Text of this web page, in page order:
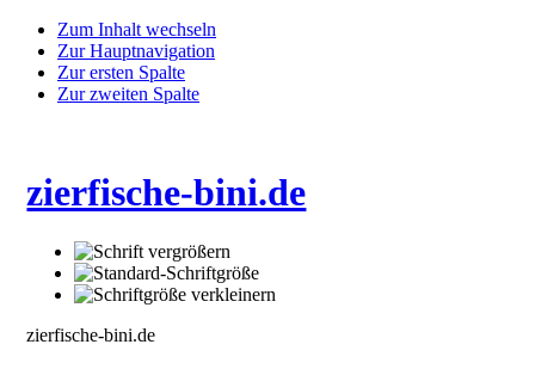
Zum Inhalt wechseln
Zur Hauptnavigation
Zur ersten Spalte
Zur zweiten Spalte
zierfische-bini.de
zierfische-bini.de